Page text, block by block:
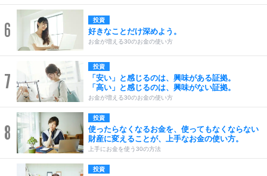
6 投資
好きなことだけ深めよう。
お金が増える30のお金の使い方
7
投資
「安い」と感じるのは、興味がある証拠。
「高い」と感じるのは、興味がない証拠。
お金が増える30のお金の使い方
8
投資
使ったらなくなるお金を、使ってもなくならない
財産に変えることが、上手なお金の使い方。
上手にお金を使う30の方法
投資